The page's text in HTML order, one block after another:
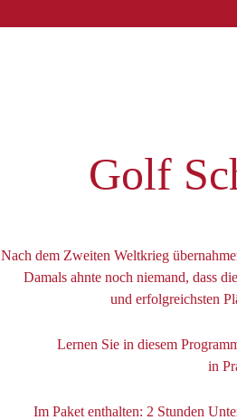
Golf
Nach dem Zweiten Weltkrieg
Damals ahnte noch niemand, dass
und erfolgreichsten
Lernen Sie in diesem
in
Im Paket enthalten: 2 Stunden